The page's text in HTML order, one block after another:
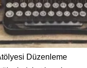
Düzenleme